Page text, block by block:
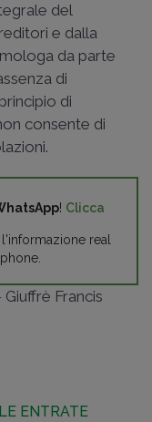
del
e dalla
da parte
di
di
consente di
! Clicca
real
Francis
ENTRATE